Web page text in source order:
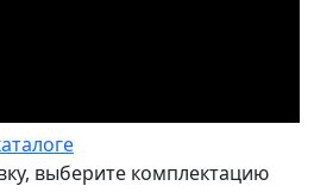
выберите комплектацию